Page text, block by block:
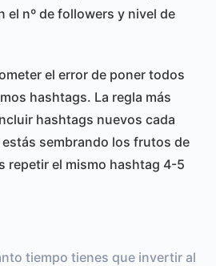
el nº de followers y nivel de
el error de poner todos
hashtags. La regla más
hashtags nuevos cada
sembrando los frutos de
repetir el mismo hashtag 4-5
tiempo tienes que invertir al